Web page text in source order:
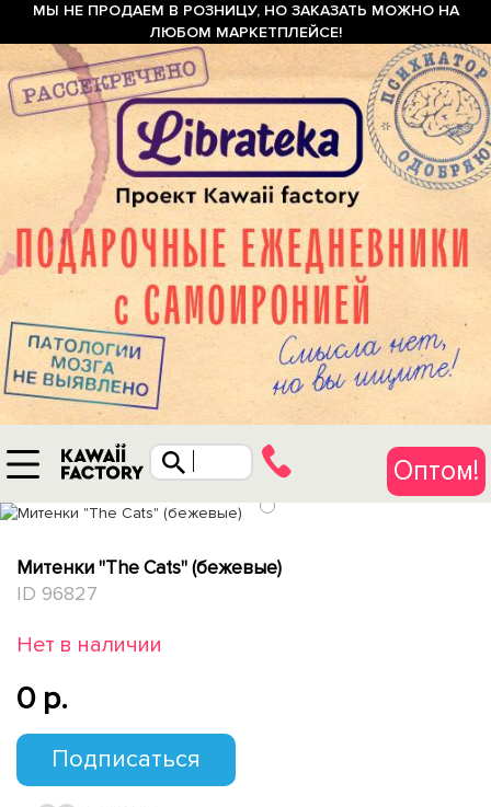
МЫ НЕ ПРОДАЕМ В РОЗНИЦУ, НО ЗАКАЗАТЬ МОЖНО НА
ЛЮБОМ МАРКЕТПЛЕЙСЕ!
Оптом!
Митенки "The Cats" (бежевые)
ID 96827
Нет в наличии
0 p.
Подписаться